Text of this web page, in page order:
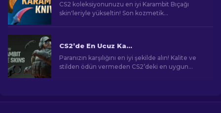
CS2 koleksiyonunuzu en iyi Karambit Bıçağı
skin'leriyle yükseltin! Son kozmetik
CS2’de En Ucuz Karambit Bıçak Kaplamaları [2026]
Paranızın karşılığını en iyi şekilde alın! Kalite ve
stilden ödün vermeden CS2’deki en uygun